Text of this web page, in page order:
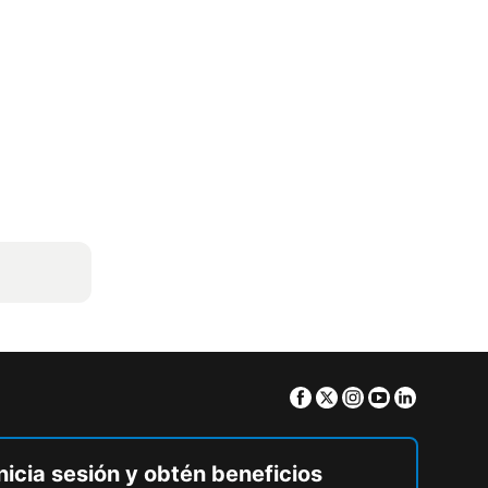
Facebook
TwitterInstagram
Youtube
sesión y obtén beneficios